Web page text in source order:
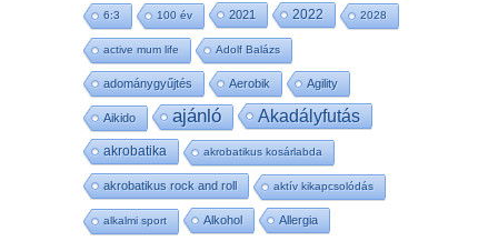
6:3 100 év 2021 2022 2028
active mum life Adolf Balázs
adománygyűjtés Aerobik Agility
Aikido ajánló Akadályfutás
akrobatika akrobatikus kosárlabda
akrobatikus rock and roll aktív kikapcsolódás
alkalmi sport Alkohol Allergia